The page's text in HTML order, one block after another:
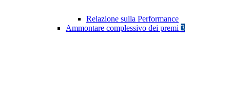
Relazione sulla Performance
Ammontare complessivo dei premi 3